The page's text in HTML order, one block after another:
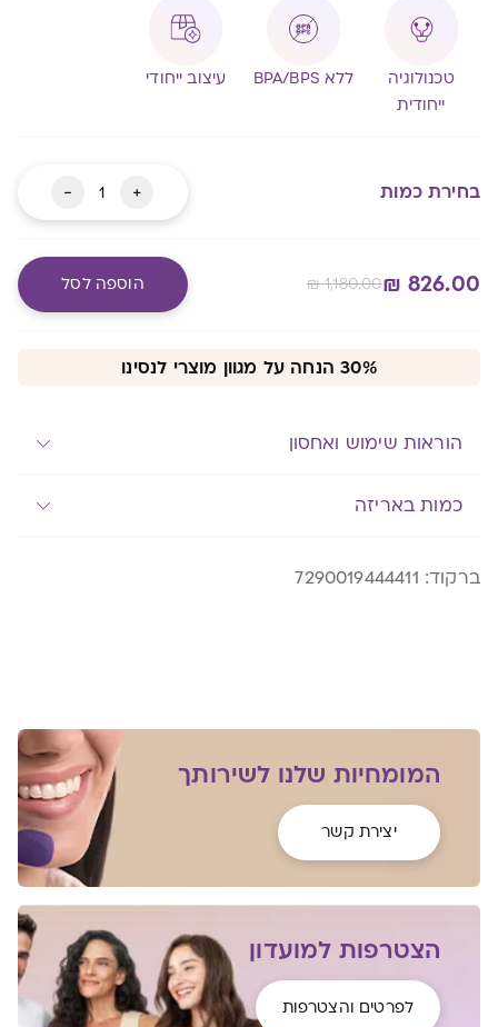
טכנולוגיה
ייחודית
ללא BPA/BPS עיצוב ייחודי
בחירת כמות +
כמות
של
לנסינו
MAMMA
PACK
-
₪ 826.00
₪1,180.00 הוספה לסל
30% הנחה על מגוון מוצרי לנסינו
הוראות שימוש ואחסון
כמות באריזה
ברקוד: 7290019444411
המומחיות שלנו לשירותך
יצירת קשר
הצטרפות למועדון
לפרטים והצטרפות